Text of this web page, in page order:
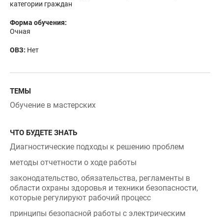
Очная
Обучение в мастерских
Диагностические подходы к решению проблем
методы отчетности о ходе работы
законодательство, обязательства, регламенты в
области охраны здоровья и техники безопасности,
которые регулируют рабочий процесс
принципы безопасной работы с электрическим
оборудованием и инструментами